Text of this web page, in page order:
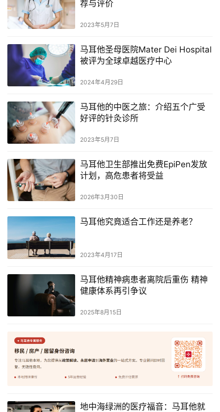
生
指
南
马
他
移
民
学
教
育
网
址
导
荐与评价
2023年5月7日
马耳他圣母医院Mater Dei Hospital
被评为全球卓越医疗中心
2024年4月29日
马耳他的中医之旅：介绍五个广受
好评的针灸诊所
2023年5月7日
马耳他卫生部推出免费EpiPen发放
计划，高危患者将受益
2026年3月30日
马耳他究竟适合工作还是养老？
2023年4月17日
马耳他精神病患者离院后重伤 精神
健康体系再引争议
2025年8月15日
地中海绿洲的医疗福音：马耳他就